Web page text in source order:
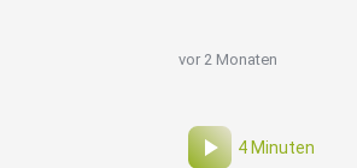
vor 2 Monaten
4 Minuten